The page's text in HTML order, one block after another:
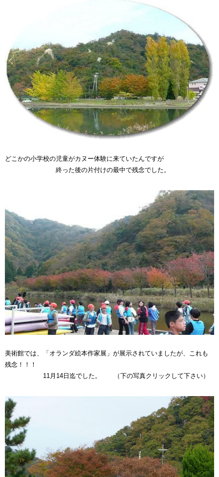
どこかの小学校の児童がカヌー体験に来ていたんですが
終った後の片付けの最中で残念でした。
美術館では、「オランダ絵本作家展」が展示されていましたが、これも
残念！！！
11月14日迄でした。 （下の写真クリックして下さい）